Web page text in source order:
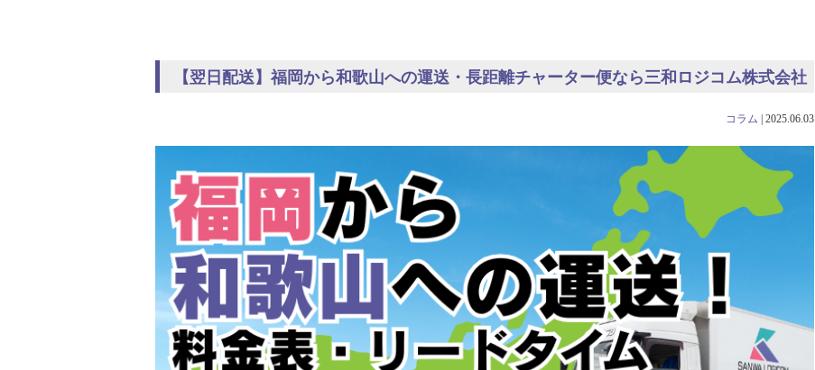
【翌日配送】福岡から和歌山への運送・長距離チャーター便なら三和ロジコム株式会社
コラム 2025.06.03